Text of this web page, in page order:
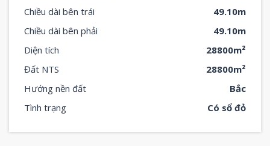
Chiều dài bên trái
49.10m
Chiều dài bên phải
49.10m
Diện tích
28800m²
Đất NTS
28800m²
Hướng nền đất
Bắc
Tình trạng
Có sổ đỏ